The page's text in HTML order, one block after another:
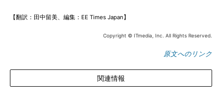
【翻訳：田中留美、編集：EE Times Japan】
Copyright © ITmedia, Inc. All Rights Reserved.
原文へのリンク
関連情報